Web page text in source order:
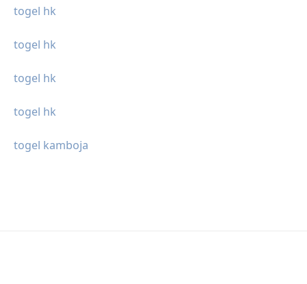
togel hk
togel hk
togel hk
togel hk
togel kamboja